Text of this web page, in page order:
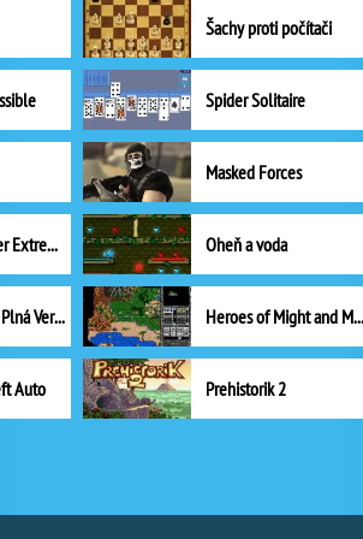
Šachy proti počítači
Spider Solitaire
Masked Forces
Bubble Shooter Extreme Oheň a voda
Farm Frenzy 2 Plná Verze Heroes of Might and Magic II
Auto Prehistorik 2